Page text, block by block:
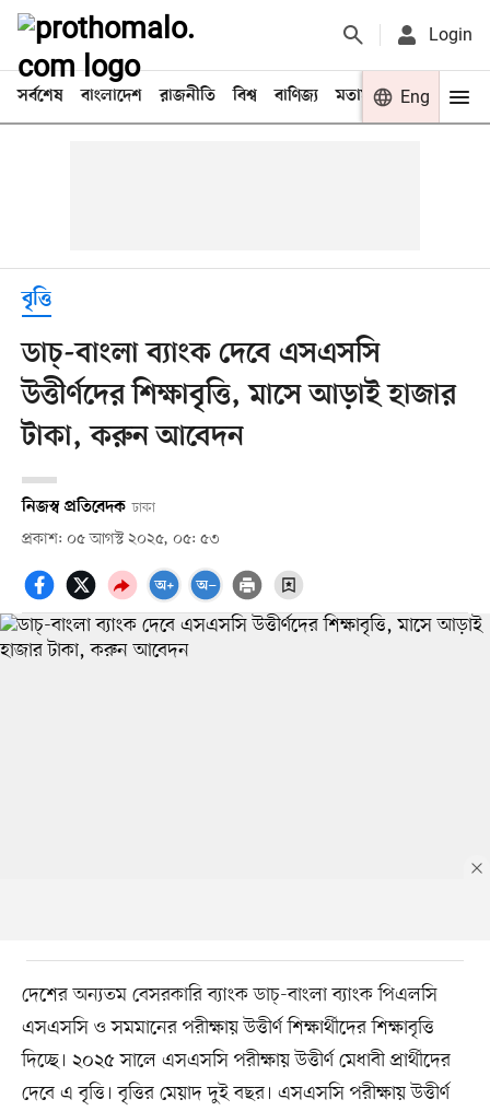
Login
সর্বশেষ বাংলাদেশ রাজনীতি বিশ্ব বাণিজ্য মতামত খেলা
Eng
বৃত্তি
ডাচ্‌-বাংলা ব্যাংক দেবে এসএসসি
উত্তীর্ণদের শিক্ষাবৃত্তি, মাসে আড়াই হাজার
টাকা, করুন আবেদন
নিজস্ব প্রতিবেদক ঢাকা
প্রকাশ: ০৫ আগস্ট ২০২৫, ০৫: ৫৩
দেশের অন্যতম বেসরকারি ব্যাংক ডাচ্‌-বাংলা ব্যাংক পিএলসি
এসএসসি ও সমমানের পরীক্ষায় উত্তীর্ণ শিক্ষার্থীদের শিক্ষাবৃত্তি
দিচ্ছে। ২০২৫ সালে এসএসসি পরীক্ষায় উত্তীর্ণ মেধাবী প্রার্থীদের
দেবে এ বৃত্তি। বৃত্তির মেয়াদ দুই বছর। এসএসসি পরীক্ষায় উত্তীর্ণ